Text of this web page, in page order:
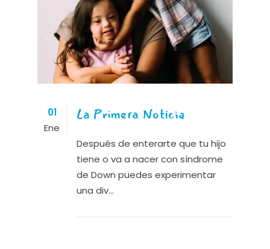
01
Ene
La Primera Noticia
Después de enterarte que tu hijo
tiene o va a nacer con síndrome
de Down puedes experimentar
una div...